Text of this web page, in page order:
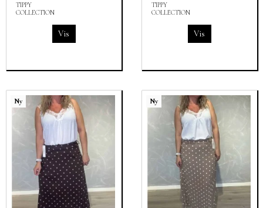
TIPPY
COLLECTION
Vis
TIPPY
COLLECTION
Vis
Ny Ny